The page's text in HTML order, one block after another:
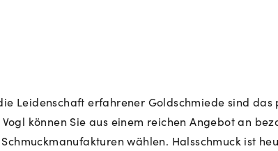
Leidenschaft erfahrener Goldschmiede sind das
können Sie aus einem reichen Angebot an
wählen. Halsschmuck ist